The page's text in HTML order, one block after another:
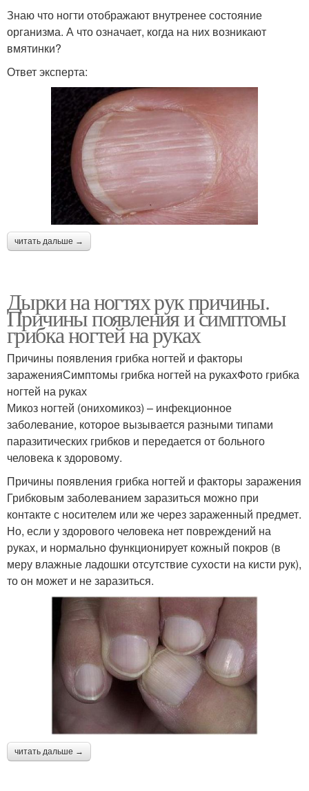
Знаю что ногти отображают внутренее состояние
организма. А что означает, когда на них возникают
вмятинки?
Ответ эксперта:
читать дальше →
Дырки на ногтях рук причины.
Причины появления и симптомы
грибка ногтей на руках
Причины появления грибка ногтей и факторы
зараженияСимптомы грибка ногтей на рукахФото грибка
ногтей на руках
Микоз ногтей (онихомикоз) – инфекционное
заболевание, которое вызывается разными типами
паразитических грибков и передается от больного
человека к здоровому.
Причины появления грибка ногтей и факторы заражения
Грибковым заболеванием заразиться можно при
контакте с носителем или же через зараженный предмет.
Но, если у здорового человека нет повреждений на
руках, и нормально функционирует кожный покров (в
меру влажные ладошки отсутствие сухости на кисти рук),
то он может и не заразиться.
читать дальше →